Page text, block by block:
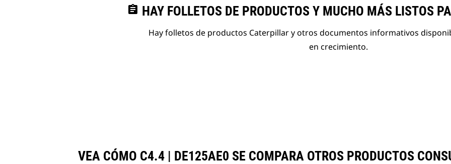
assignment HAY FOLLETOS DE PRODUCTOS Y MUCHO MÁS LISTOS
Hay folletos de productos Caterpillar y otros documentos informativos
en crecimiento.
VEA CÓMO C4.4 | DE125AE0 SE COMPARA OTROS PRODUCTOS